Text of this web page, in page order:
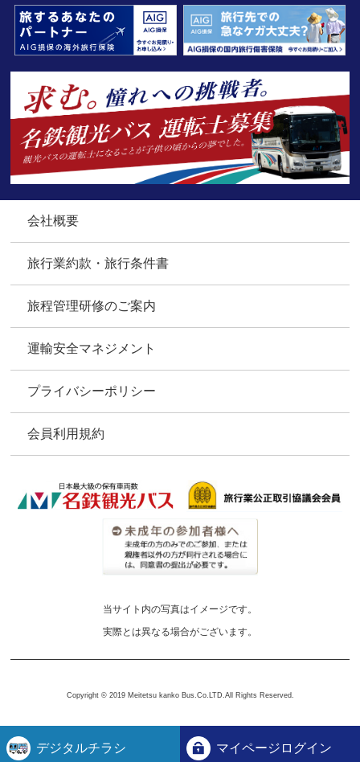
デジタルチラシ マイページログイン
会社概要
旅行業約款・旅行条件書
旅程管理研修のご案内
運輸安全マネジメント
プライバシーポリシー
会員利用規約
当サイト内の写真はイメージです。
実際とは異なる場合がございます。
Copyright © 2019 Meitetsu kanko Bus.Co.LTD.All Rights Reserved.